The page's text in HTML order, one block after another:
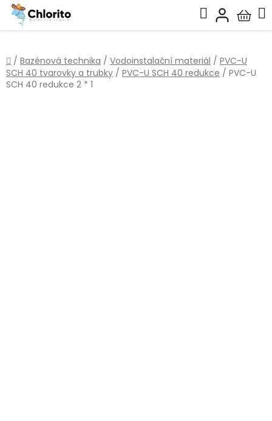
Přejít
obsah
Hledat
košík
Domů
/ Bazénová technika / Vodoinstalační materiál / PVC-U
SCH 40 tvarovky a trubky / PVC-U SCH 40 redukce / PVC-U
SCH 40 redukce 2 * 1